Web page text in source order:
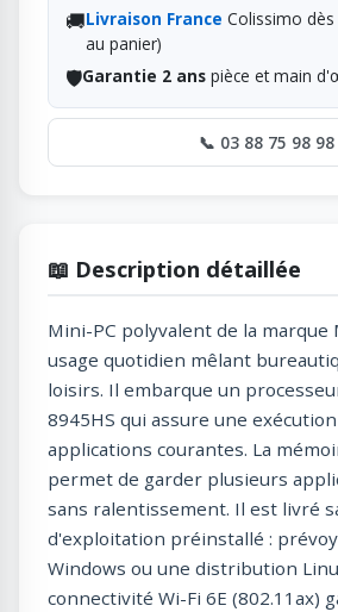
🚚Livraison France Colissimo dès
au panier)
🛡️Garantie 2 anspièce et main
📞 03 88 75 98 98
📖 Description détaillée
Mini-PC polyvalent de la marque
usage quotidien mêlant
loisirs. Il embarque un
8945HS qui assure une
applications courantes. La
permet de garder plusieurs
sans ralentissement. Il est livré
d'exploitation préinstallé :
Windows ou une distribution
connectivité Wi-Fi 6E (802.11ax)